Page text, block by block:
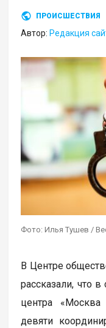
ПРОИСШЕСТВИЯ
Автор: Редакция
Фото: Илья Тушев /
В Центре
рассказали, что
центра «Москва
девяти